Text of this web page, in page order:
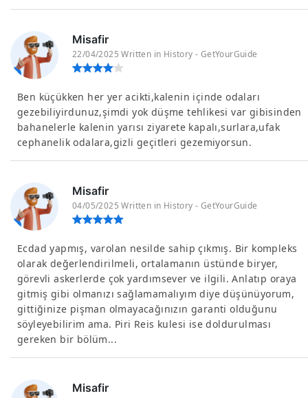
Misafir
22/04/2025 Written in History - GetYourGuide
Ben küçükken her yer acikti,kalenin içinde odaları
gezebiliyirdunuz,şimdi yok düşme tehlikesi var gibisinden
bahanelerle kalenin yarısı ziyarete kapalı,surlara,ufak
cephanelik odalara,gizli geçitleri gezemiyorsun.
Misafir
04/05/2025 Written in History - GetYourGuide
Ecdad yapmış, varolan nesilde sahip çıkmış. Bir kompleks
olarak değerlendirilmeli, ortalamanın üstünde biryer,
görevli askerlerde çok yardımsever ve ilgili. Anlatıp oraya
gitmiş gibi olmanızı sağlamamalıyım diye düşünüyorum,
gittiğinize pişman olmayacağınızın garanti olduğunu
söyleyebilirim ama. Piri Reis kulesi ise doldurulması
gereken bir bölüm...
Misafir